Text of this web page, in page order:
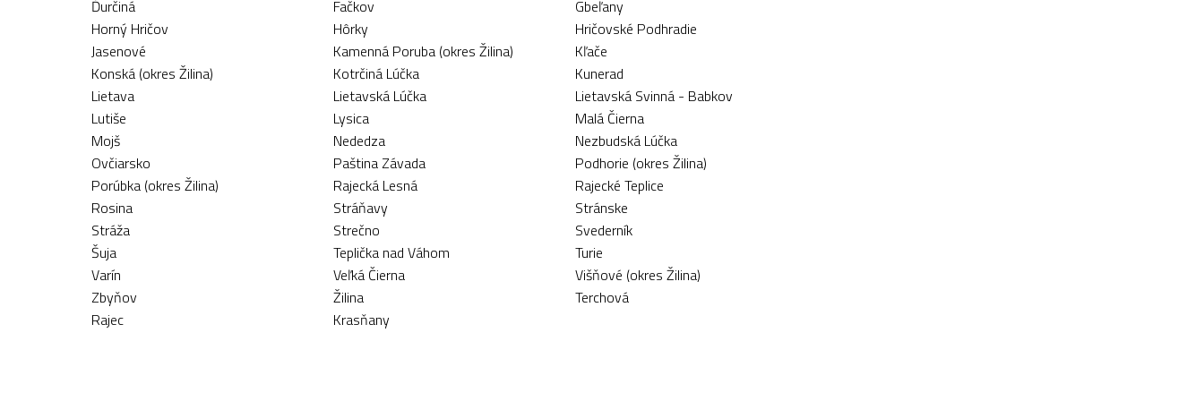
Ďurčiná
Fačkov
Gbeľany
Horný Hričov
Hôrky
Hričovské Podhradie
Jasenové
Kamenná Poruba (okres Žilina)
Kľače
Konská (okres Žilina)
Kotrčiná Lúčka
Kunerad
Lietava
Lietavská Lúčka
Lietavská Svinná - Babkov
Lutiše
Lysica
Malá Čierna
Mojš
Nededza
Nezbudská Lúčka
Ovčiarsko
Paština Závada
Podhorie (okres Žilina)
Porúbka (okres Žilina)
Rajecká Lesná
Rajecké Teplice
Rosina
Stráňavy
Stránske
Stráža
Strečno
Svederník
Šuja
Teplička nad Váhom
Turie
Varín
Veľká Čierna
Višňové (okres Žilina)
Zbyňov
Žilina
Terchová
Rajec
Krasňany